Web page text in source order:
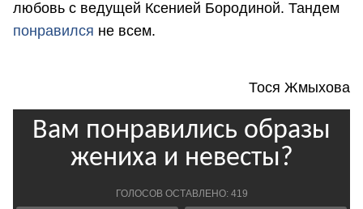
любовь с ведущей Ксенией Бородиной. Тандем
понравился не всем.
Тося Жмыхова